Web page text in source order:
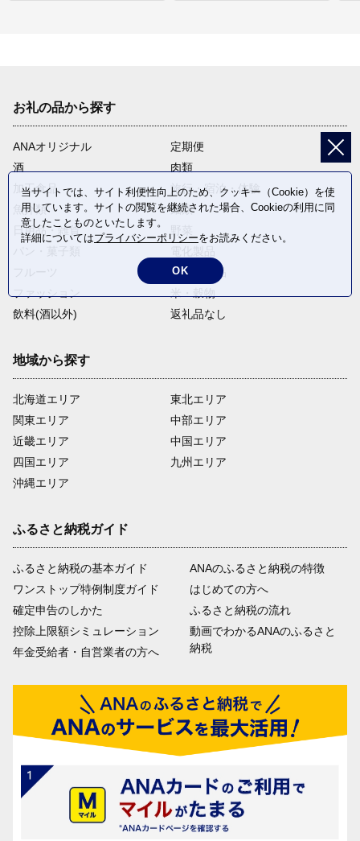
お礼の品から探す
ANAオリジナル
定期便
酒
肉類
加工食品
旅行・宿泊・体験
魚介類
麺類
日用品・雑貨
卵・乳製品
飲料(酒以外)
返礼品なし
地域から探す
北海道エリア
関東エリア
近畿エリア
四国エリア
沖縄エリア
東北エリア
中部エリア
中国エリア
九州エリア
ふるさと納税ガイド
ふるさと納税の基本ガイド
ワンストップ特例制度ガイド
確定申告のしかた
控除上限額シミュレーション
年金受給者・自営業者の方へ
ANAのふるさと納税の特徴
はじめての方へ
ふるさと納税の流れ
動画でわかるANAのふるさと
納税
当サイトでは、サイト利便性向上のため、クッキー（Cookie）を使
用しています。サイトの閲覧を継続された場合、Cookieの利用に同
意したことものといたします。
詳細についてはプライバシーポリシーをお読みください。
OK